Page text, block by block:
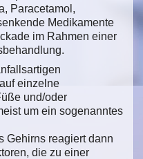
Paracetamol,
Medikamente
im Rahmen einer
einzelne
und/oder
um ein sogenanntes
Gehirns reagiert dann
die zu einer